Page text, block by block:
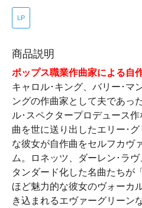
LP
商品説明
ポップス職業作曲家による自
キャロル･キング、バリー･マ
ングの作曲家として夫であっ
ル･スペクタープロデュース
曲を世に送り出したエリー･
な彼女が自作曲をセルフカヴ
ム。ロネッツ、ダーレン･ラ
タンダード化した名曲たちが
ほど魅力的な彼女のヴォーカ
き込まれるエヴァーグリーン